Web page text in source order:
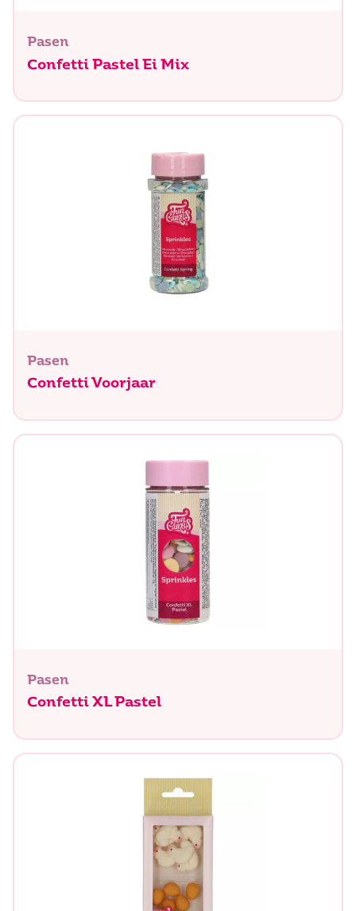
Pasen
Confetti Pastel Ei Mix
Pasen
Confetti Voorjaar
Pasen
Confetti XL Pastel